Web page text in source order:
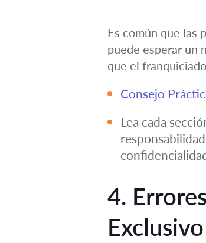
Es común que las
puede esperar un
que el
Consejo
Lea cada
4.
Exclusivo